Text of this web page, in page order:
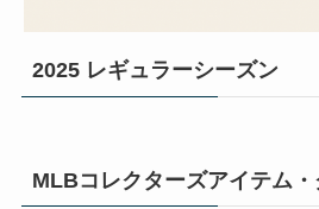
2025 レギュラーシーズン
MLBコレクターズアイテム